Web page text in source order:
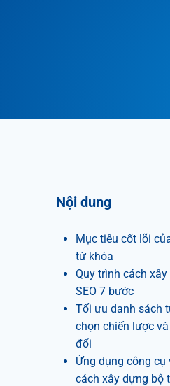
Nội dung
Mục tiêu cốt lõi
từ khóa
Quy trình cách
SEO 7 bước
Tối ưu danh sách
chọn chiến lược
đổi
Ứng dụng công cụ
cách xây dựng bộ